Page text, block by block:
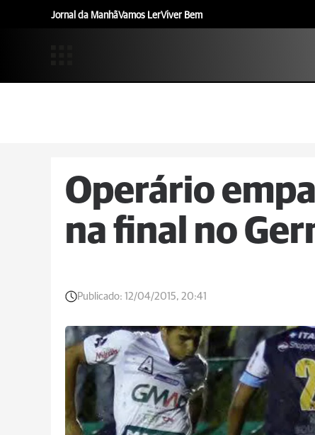
Jornal da ManhãVamos LerViver Bem
Operário
na final no
Publicado: 12/04/2015, 20:41